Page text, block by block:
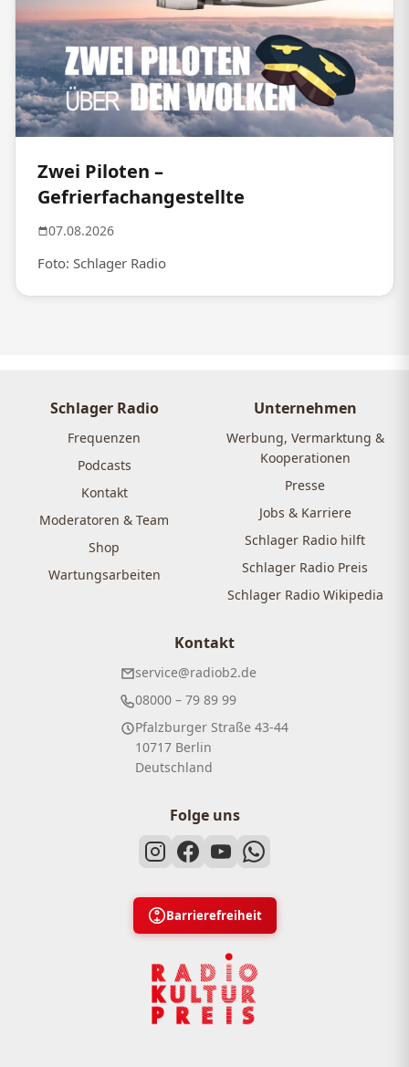
Zwei Piloten –
Gefrierfachangestellte
07.08.2026
Foto: Schlager Radio
Schlager Radio
Frequenzen
Podcasts
Kontakt
Moderatoren & Team
Shop
Wartungsarbeiten
Unternehmen
Werbung, Vermarktung &
Kooperationen
Presse
Jobs & Karriere
Schlager Radio hilft
Schlager Radio Preis
Schlager Radio Wikipedia
Kontakt
service@radiob2.de
08000 – 79 89 99
Pfalzburger Straße 43-44
10717 Berlin
Deutschland
Folge uns
Barrierefreiheit